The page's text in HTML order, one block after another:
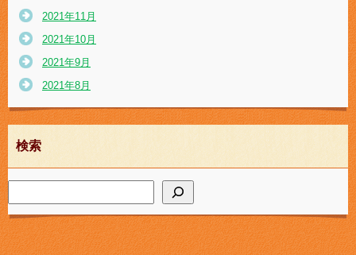
2021年11月
2021年10月
2021年9月
2021年8月
検索